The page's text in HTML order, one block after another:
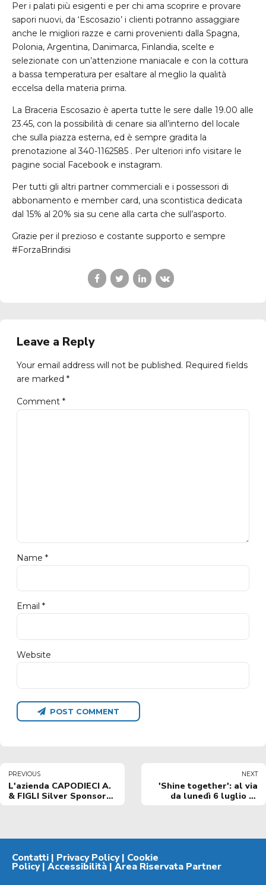
Per i palati più esigenti e per chi ama scoprire e provare
sapori nuovi, da ‘Escosazio’ i clienti potranno assaggiare
anche le migliori razze e carni provenienti dalla Spagna,
Polonia, Argentina, Danimarca, Finlandia, scelte e
selezionate con un’attenzione maniacale e con la cottura
a bassa temperatura per esaltare al meglio la qualità
eccelsa della materia prima.
La Braceria Escosazio è aperta tutte le sere dalle 19.00 alle
23.45, con la possibilità di cenare sia all’interno del locale
che sulla piazza esterna, ed è sempre gradita la
prenotazione al 340-1162585 . Per ulteriori info visitare le
pagine social Facebook e instagram.
Per tutti gli altri partner commerciali e i possessori di
abbonamento e member card, una scontistica dedicata
dal 15% al 20% sia su cene alla carta che sull’asporto.
Grazie per il prezioso e costante supporto e sempre
#ForzaBrindisi
Leave a Reply
Your email address will not be published. Required fields
are marked *
Comment *
Name *
Email *
Website
POST COMMENT
PREVIOUS
L'azienda CAPODIECI A.
& FIGLI Silver Sponsor
NEXT
'Shine together': al via
da lunedì 6 luglio la
Contatti | Privacy Policy| Cookie
Policy| Accessibilità | Area Riservata Partner